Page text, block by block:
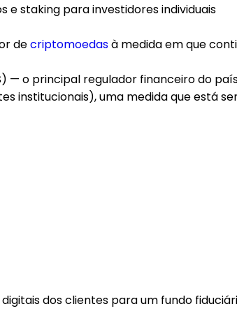
decriptomoedasà medida em que
— o principal regulador financeiro do
institucionais), uma medida que está
dos clientes para um fundo